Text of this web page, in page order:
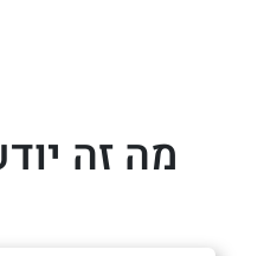
מה זה